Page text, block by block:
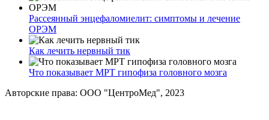
Рассеянный энцефаломиелит: симптомы и лечение
ОРЭМ
Как лечить нервный тик
Что показывает МРТ гипофиза головного мозга
Авторские права: ООО "ЦентроМед", 2023